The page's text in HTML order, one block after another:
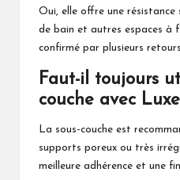
Oui, elle offre une
de bain et autres espaces à
confirmé par plusieurs
Faut-il toujours
couche avec
La sous-couche est
supports poreux ou très
meilleure adhérence et une